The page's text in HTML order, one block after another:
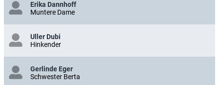
Erika Dannhoff
Muntere Dame
Uller Dubi
Hinkender
Gerlinde Eger
Schwester Berta